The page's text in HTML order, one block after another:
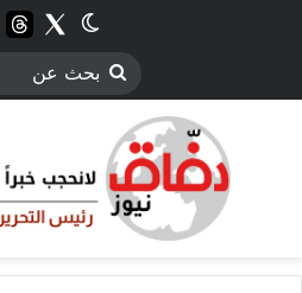
الوضع
بحث